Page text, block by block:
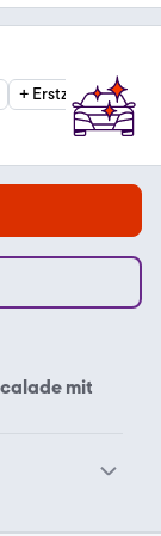
+ Erstzulassung
mit